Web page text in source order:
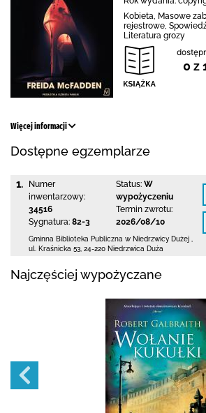
Kobieta, Masowe
rejestrowe,
Literatura grozy
0 z
Więcej informacji
Dostępne egzemplarze
1.
Numer
inwentarzowy:
34516
Sygnatura: 82-3
Status: W
wypożyczeniu
Termin zwrotu:
2026/08/10
Gminna Biblioteka Publiczna w Niedrzwicy Dużej
ul. Kraśnicka 53 24-220 Niedrzwica Duża
Najczęściej wypożyczane